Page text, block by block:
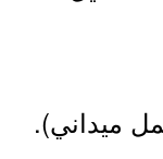
ميداني).